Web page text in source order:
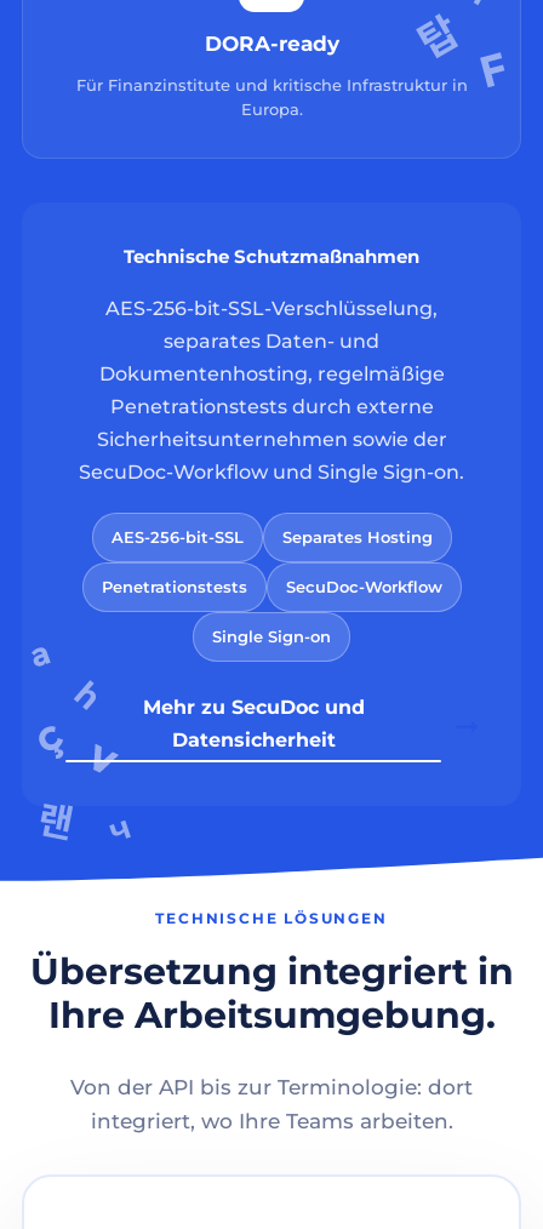
DORA-ready
Für Finanzinstitute und kritische Infrastruktur in
Europa.
Technische Schutzmaßnahmen
AES-256-bit-SSL-Verschlüsselung,
separates Daten- und
Dokumentenhosting, regelmäßige
Penetrationstests durch externe
Sicherheitsunternehmen sowie der
SecuDoc-Workflow und Single Sign-on.
AES-256-bit-SSL Separates Hosting
Penetrationstests SecuDoc-Workflow
Single Sign-on
Mehr zu SecuDoc und
Datensicherheit
TECHNISCHE LÖSUNGEN
Übersetzung integriert in
Ihre Arbeitsumgebung.
Von der API bis zur Terminologie: dort
integriert, wo Ihre Teams arbeiten.